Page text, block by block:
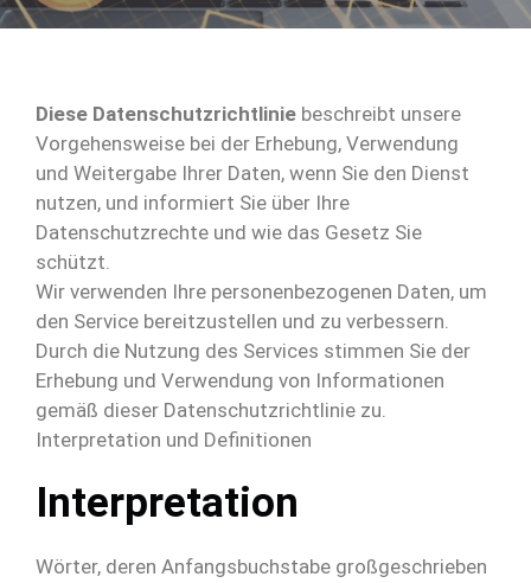
Diese Datenschutzrichtlinie beschreibt unsere
Vorgehensweise bei der Erhebung, Verwendung
und Weitergabe Ihrer Daten, wenn Sie den Dienst
nutzen, und informiert Sie über Ihre
Datenschutzrechte und wie das Gesetz Sie
schützt.
Wir verwenden Ihre personenbezogenen Daten, um
den Service bereitzustellen und zu verbessern.
Durch die Nutzung des Services stimmen Sie der
Erhebung und Verwendung von Informationen
gemäß dieser Datenschutzrichtlinie zu.
Interpretation und Definitionen
Interpretation
Wörter, deren Anfangsbuchstabe großgeschrieben